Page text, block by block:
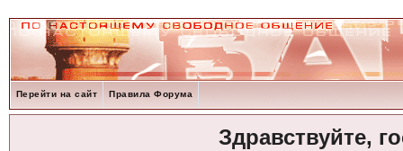
Перейти на сайт Правила Форума
Здравствуйте,